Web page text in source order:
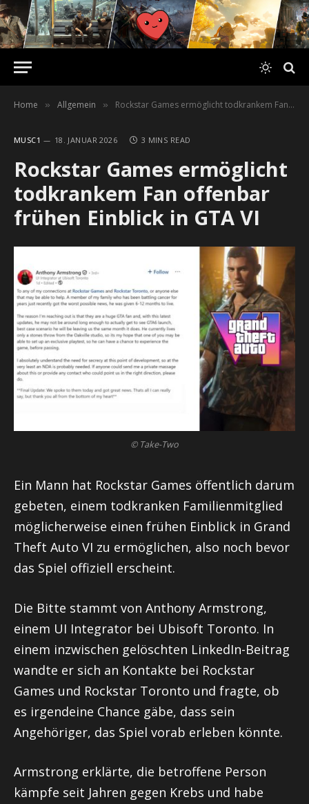
Home » Allgemein » Rockstar Games ermöglicht todkrankem Fan offenbar frühen Einblick in GTA VI
MUSC1 18. JANUAR 2026 3 MINS READ
Rockstar Games ermöglicht
todkrankem Fan offenbar
frühen Einblick in GTA VI
© Take-Two
Ein Mann hat Rockstar Games öffentlich darum
gebeten, einem todkranken Familienmitglied
möglicherweise einen frühen Einblick in Grand
Theft Auto VI zu ermöglichen, also noch bevor
das Spiel offiziell erscheint.
Die Bitte stammt von Anthony Armstrong,
einem UI Integrator bei Ubisoft Toronto. In
einem inzwischen gelöschten LinkedIn-Beitrag
wandte er sich an Kontakte bei Rockstar
Games und Rockstar Toronto und fragte, ob
es irgendeine Chance gäbe, dass sein
Angehöriger, das Spiel vorab erleben könnte.
Armstrong erklärte, die betroffene Person
kämpfe seit Jahren gegen Krebs und habe